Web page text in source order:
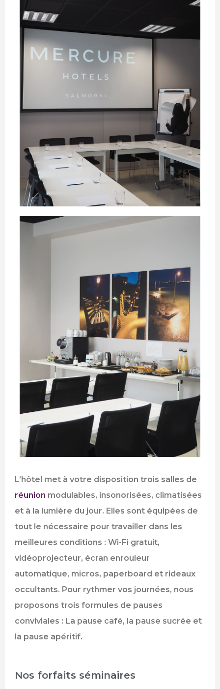
L’hôtel met à votre disposition trois salles de
réunion modulables, insonorisées, climatisées
et à la lumière du jour. Elles sont équipées de
tout le nécessaire pour travailler dans les
meilleures conditions : Wi-Fi gratuit,
vidéoprojecteur, écran enrouleur
automatique, micros, paperboard et rideaux
occultants. Pour rythmer vos journées, nous
proposons trois formules de pauses
conviviales : La pause café, la pause sucrée et
la pause apéritif.
Nos forfaits séminaires